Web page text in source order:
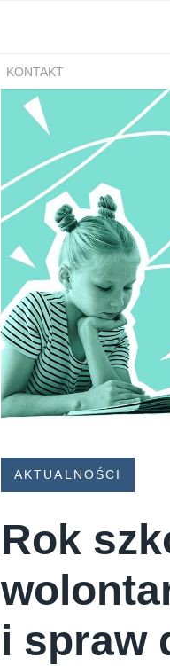
KONTAKT
AKTUALNOŚCI
Rok
i spraw